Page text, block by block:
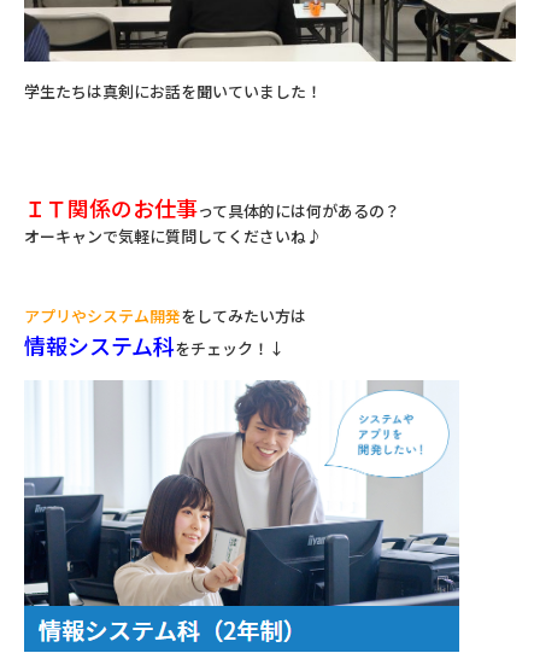
学生たちは真剣にお話を聞いていました！
ＩＴ関係のお仕事って具体的には何があるの？
オーキャンで気軽に質問してくださいね♪
アプリやシステム開発をしてみたい方は
情報システム科をチェック！↓